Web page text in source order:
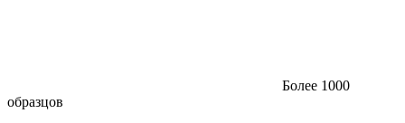
Более 1000
образцов